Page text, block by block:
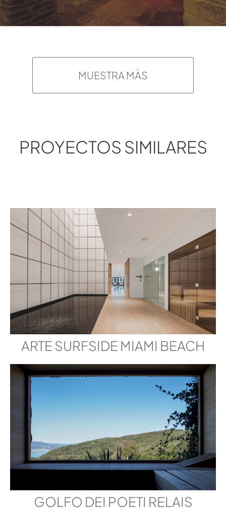
MUESTRA MÀS
PROYECTOS SIMILARES
ARTE SURFSIDE MIAMI BEACH
GOLFO DEI POETI RELAIS